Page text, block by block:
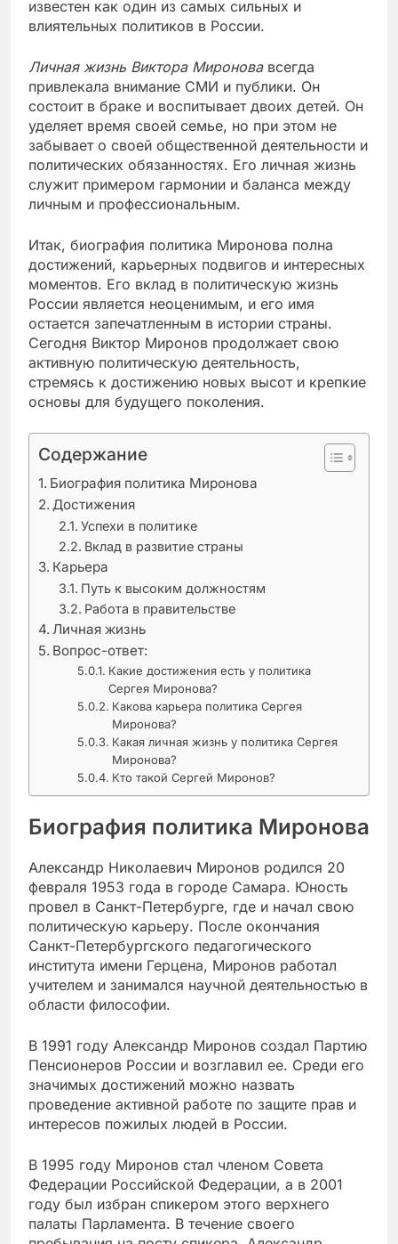
известен как один из самых сильных и
влиятельных политиков в России.
Личная жизнь Виктора Мироновавсегда
привлекала внимание СМИ и публики. Он
состоит в браке и воспитывает двоих детей. Он
уделяет время своей семье, но при этом не
забывает о своей общественной деятельности и
политических обязанностях. Его личная жизнь
служит примером гармонии и баланса между
личным и профессиональным.
Итак, биография политика Миронова полна
достижений, карьерных подвигов и интересных
моментов. Его вклад в политическую жизнь
России является неоценимым, и его имя
остается запечатленным в истории страны.
Сегодня Виктор Миронов продолжает свою
активную политическую деятельность,
стремясь к достижению новых высот и крепкие
основы для будущего поколения.
Содержание
Биография политика Миронова
Достижения
Успехи в политике
Вклад в развитие страны
Карьера
Путь к высоким должностям
Работа в правительстве
Личная жизнь
Вопрос-ответ:
Какие достижения есть у политика
Сергея Миронова?
Какова карьера политика Сергея
Миронова?
Какая личная жизнь у политика Сергея
Миронова?
Кто такой Сергей Миронов?
Биография политика Миронова
Александр Николаевич Миронов родился 20
февраля 1953 года в городе Самара. Юность
провел в Санкт-Петербурге, где и начал свою
политическую карьеру. После окончания
Санкт-Петербургского педагогического
института имени Герцена, Миронов работал
учителем и занимался научной деятельностью в
области философии.
В 1991 году Александр Миронов создал Партию
Пенсионеров России и возглавил ее. Среди его
значимых достижений можно назвать
проведение активной работе по защите прав и
интересов пожилых людей в России.
В 1995 году Миронов стал членом Совета
Федерации Российской Федерации, а в 2001
году был избран спикером этого верхнего
палаты Парламента. В течение своего